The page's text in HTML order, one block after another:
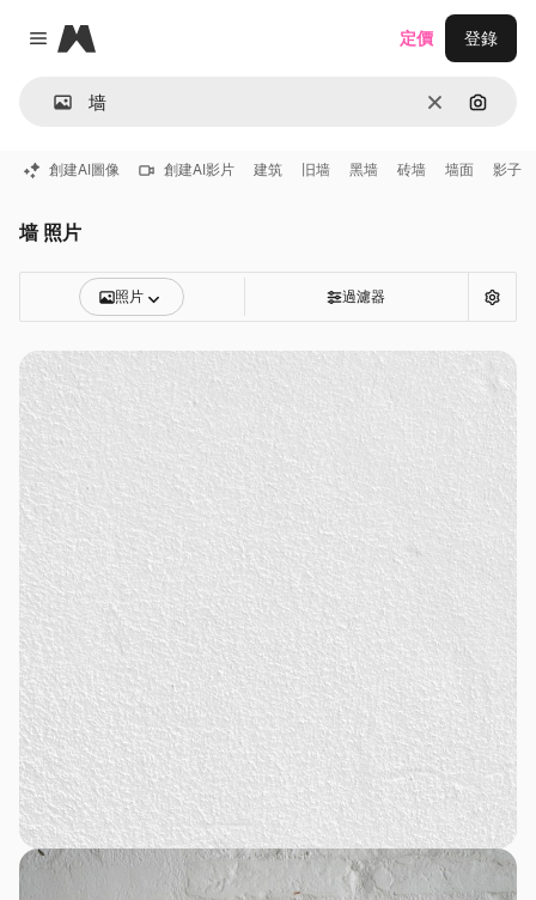
Close menu
Magnific
清除 通過圖
定價 登錄
創建AI圖像 創建AI影片 建筑 旧墙 黑墙 砖墙 墙面 影子
墙 照片
照片 過濾器